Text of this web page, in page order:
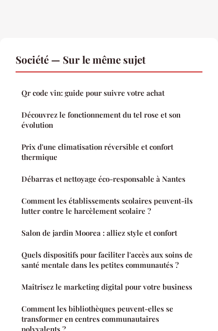
Société — Sur le même sujet
Qr code vin: guide pour suivre votre achat
Découvrez le fonctionnement du tel rose et son
évolution
Prix d'une climatisation réversible et confort
thermique
Débarras et nettoyage éco-responsable à Nantes
Comment les établissements scolaires peuvent-ils
lutter contre le harcèlement scolaire ?
Salon de jardin Moorea : alliez style et confort
Quels dispositifs pour faciliter l'accès aux soins de
santé mentale dans les petites communautés ?
Maîtrisez le marketing digital pour votre business
Comment les bibliothèques peuvent-elles se
transformer en centres communautaires